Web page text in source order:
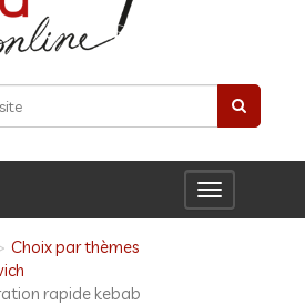
Toggle
navigation
Choix par thèmes
rapide kebab